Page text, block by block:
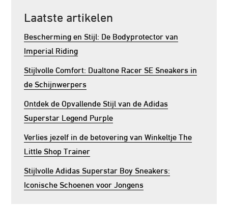
Laatste artikelen
Bescherming en Stijl: De Bodyprotector van
Imperial Riding
Stijlvolle Comfort: Dualtone Racer SE Sneakers in
de Schijnwerpers
Ontdek de Opvallende Stijl van de Adidas
Superstar Legend Purple
Verlies jezelf in de betovering van Winkeltje The
Little Shop Trainer
Stijlvolle Adidas Superstar Boy Sneakers:
Iconische Schoenen voor Jongens